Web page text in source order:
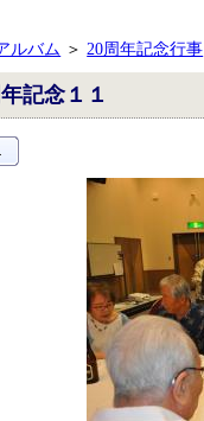
ルバム ＞ 20周年記念行事
記念１１